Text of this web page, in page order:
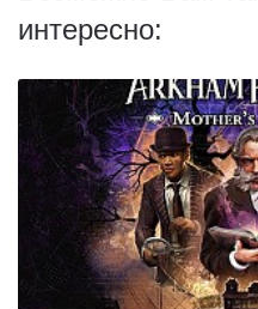
интересно: